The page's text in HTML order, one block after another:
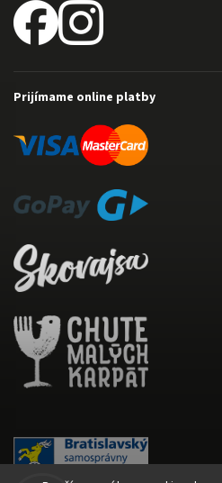
Prijímame online platby